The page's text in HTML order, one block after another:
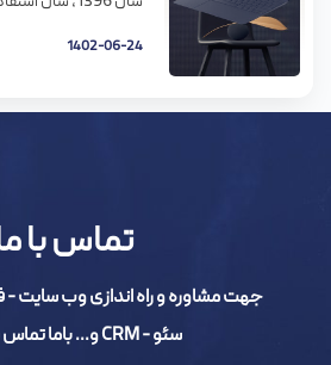
1402-06-24
تماس با
جهت مشاوره و راه اندازی وب سایت -
سئو - CRM و... باما تماس بگیرید